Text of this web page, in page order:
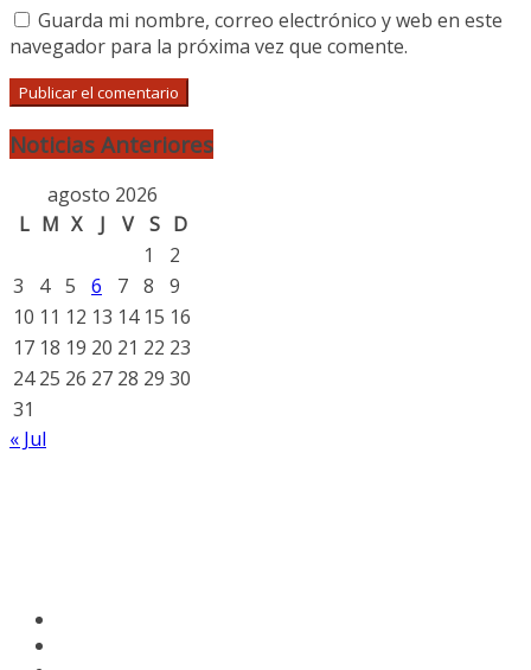
Guarda mi nombre, correo electrónico y web en este
navegador para la próxima vez que comente.
Noticias Anteriores
agosto 2026
L M X J V S D
1
2
3
4 5 6 7 8
9
10 11 12 13 14 15 16
17 18 19 20 21 22 23
24 25 26 27 28 29 30
31
« Jul